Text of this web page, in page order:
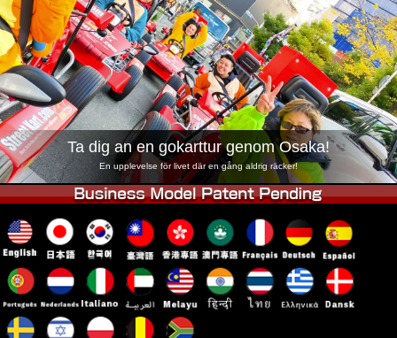
Byt butik
Tokyo Shinagawa Tokyo Akihabara#1
Tokyo Akihabara#2 Tokyo Shibuya
Tokyo Shibuya Annex Tokyo Bay
Tokyo Asakusa Osaka
Okinawa
Ta dig an en gokarttur genom Osaka!
En upplevelse för livet där en gång aldrig räcker!